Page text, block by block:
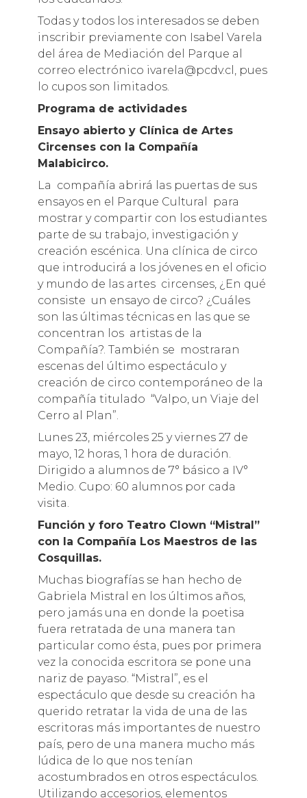
Todas y todos los interesados se deben
inscribir previamente con Isabel Varela
del área de Mediación del Parque al
correo electrónico ivarela@pcdv.cl, pues
lo cupos son limitados.
Programa de actividades
Ensayo abierto y Clínica de Artes
Circenses con la Compañía
Malabicirco.
La compañía abrirá las puertas de sus
ensayos en el Parque Cultural para
mostrar y compartir con los estudiantes
parte de su trabajo, investigación y
creación escénica. Una clínica de circo
que introducirá a los jóvenes en el oficio
y mundo de las artes circenses, ¿En qué
consiste un ensayo de circo? ¿Cuáles
son las últimas técnicas en las que se
concentran los artistas de la
Compañía?. También se mostraran
escenas del último espectáculo y
creación de circo contemporáneo de la
compañía titulado “Valpo, un Viaje del
Cerro al Plan”.
Lunes 23, miércoles 25 y viernes 27 de
mayo, 12 horas, 1 hora de duración.
Dirigido a alumnos de 7° básico a IV°
Medio. Cupo: 60 alumnos por cada
visita.
Función y foro Teatro Clown “Mistral”
con la Compañía Los Maestros de las
Cosquillas.
Muchas biografías se han hecho de
Gabriela Mistral en los últimos años,
pero jamás una en donde la poetisa
fuera retratada de una manera tan
particular como ésta, pues por primera
vez la conocida escritora se pone una
nariz de payaso. “Mistral”, es el
espectáculo que desde su creación ha
querido retratar la vida de una de las
escritoras más importantes de nuestro
país, pero de una manera mucho más
lúdica de lo que nos tenían
acostumbrados en otros espectáculos.
Utilizando accesorios, elementos